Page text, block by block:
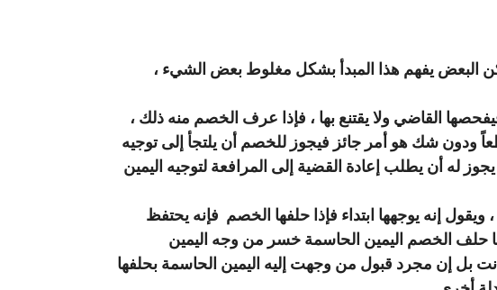
البعض يفهم هذا المبدأ بشكل مغلوط بعض الشيء ،
القاضي ولا يقتنع بها ، فإذا عرف الخصم منه ذلك ،
ودون شك هو أمر جائز فيجوز للخصم أن يلتجأ إلى توجيه
له أن يطلب إعادة القضية إلى المرافعة لتوجيه اليمين
إنه يوجهها ابتداء فإذا حلفها الخصم فإنه يحتفظ
حلف الخصم اليمين الحاسمة خسر من وجه اليمين
بل إن مجرد قبول من وجهت إليه اليمين الحاسمة بحلفها